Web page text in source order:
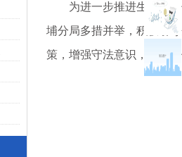
为进一步推进生态环境
埔分局多措并举，积极引
策，增强守法意识，加强